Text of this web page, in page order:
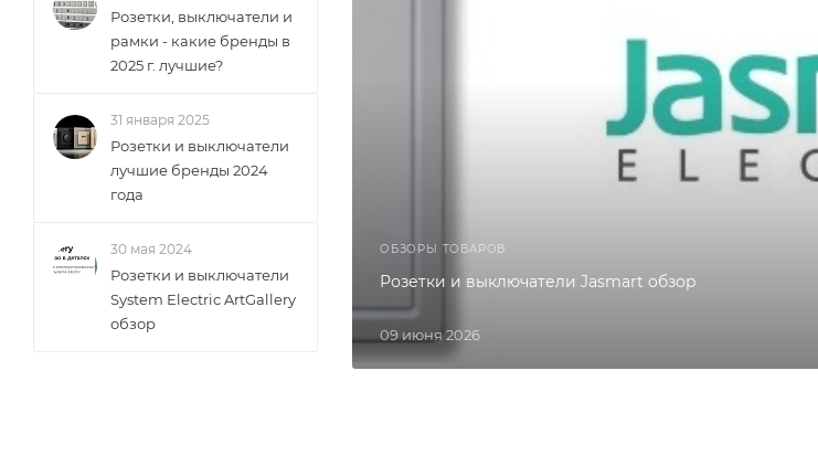
ОБЗОРЫ ТОВАРОВ
09 июня 2026
Розетки и выключатели Jasmart обзор
Розетки, выключатели и
рамки - какие бренды в
2025 г. лучшие?
31 января 2025
Розетки и выключатели
лучшие бренды 2024
года
30 мая 2024
Розетки и выключатели
System Electric ArtGallery
обзор